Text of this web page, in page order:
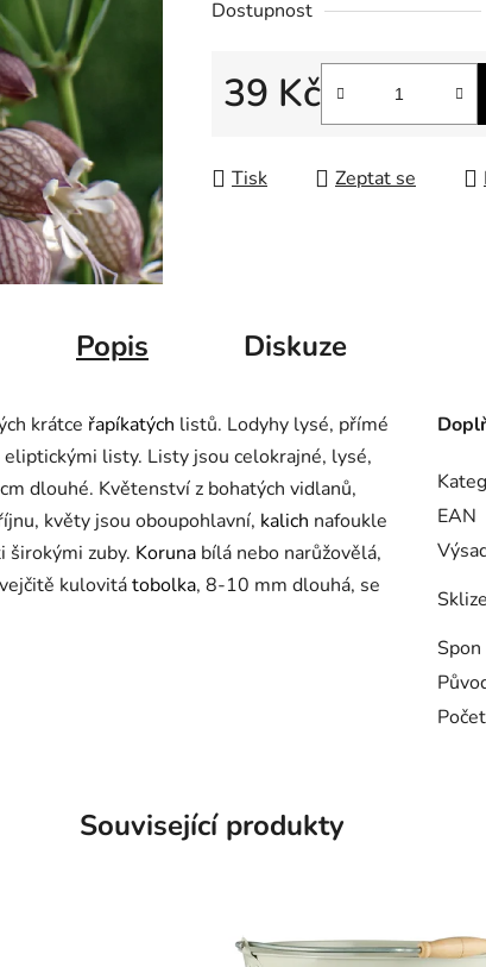
Dostupnost
39 Kč
Měrná cena:
Tisk Zeptat se
Popis Diskuze
krátce řapíkatých listů. Lodyhy lysé, přímé
listy. Listy jsou celokrajné, lysé,
dlouhé. Květenství z bohatých vidlanů,
květy jsou oboupohlavní, kalich nafoukle
zuby. Koruna bílá nebo narůžovělá,
kulovitátobolka, 8-10 mm dlouhá, se
EAN
Spon
Související produkty